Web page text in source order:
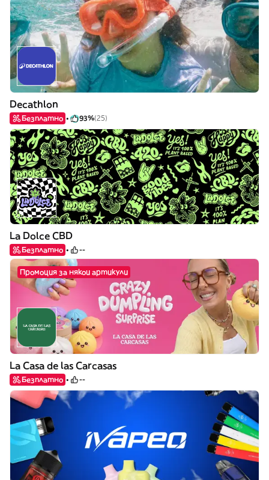
Decathlon
Безплатно 93%(25)
La Dolce CBD
Безплатно --
Промоция за някои артикули
La Casa de las Carcasas
Безплатно --